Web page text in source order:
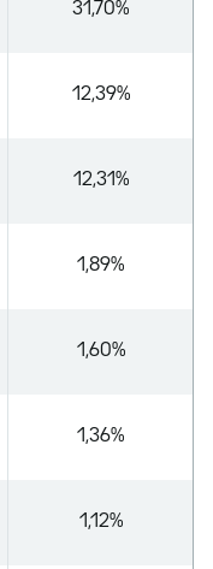
31,70%
12,39%
12,31%
1,89%
1,60%
1,36%
1,12%